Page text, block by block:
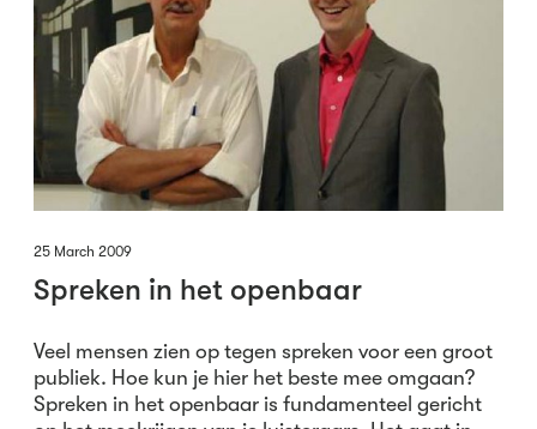
25 March 2009
Spreken in het openbaar
Veel mensen zien op tegen spreken voor een groot
publiek. Hoe kun je hier het beste mee omgaan?
Spreken in het openbaar is fundamenteel gericht